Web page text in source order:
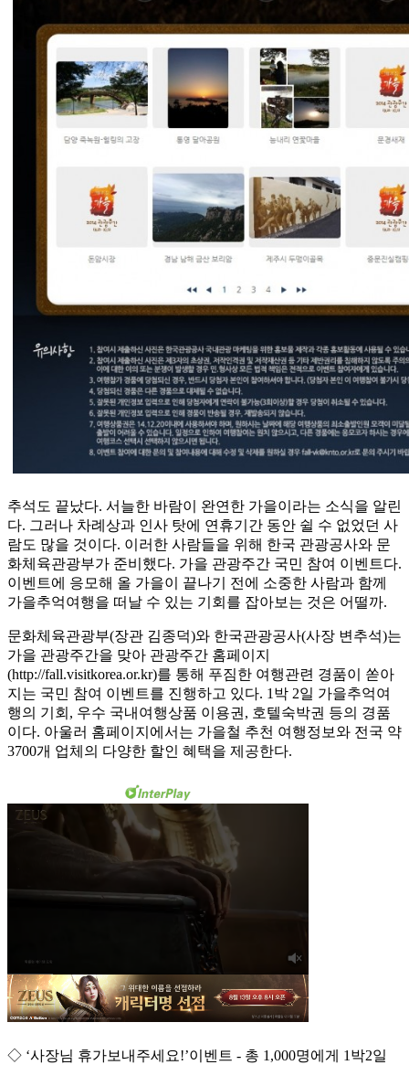
추석도 끝났다. 서늘한 바람이 완연한 가을이라는 소식을 알린
다. 그러나 차례상과 인사 탓에 연휴기간 동안 쉴 수 없었던 사
람도 많을 것이다. 이러한 사람들을 위해 한국 관광공사와 문
화체육관광부가 준비했다. 가을 관광주간 국민 참여 이벤트다.
이벤트에 응모해 올 가을이 끝나기 전에 소중한 사람과 함께
가을추억여행을 떠날 수 있는 기회를 잡아보는 것은 어떨까.
문화체육관광부(장관 김종덕)와 한국관광공사(사장 변추석)는
가을 관광주간을 맞아 관광주간 홈페이지
(http://fall.visitkorea.or.kr)를 통해 푸짐한 여행관련 경품이 쏟아
지는 국민 참여 이벤트를 진행하고 있다. 1박 2일 가을추억여
행의 기회, 우수 국내여행상품 이용권, 호텔숙박권 등의 경품
이다. 아울러 홈페이지에서는 가을철 추천 여행정보와 전국 약
3700개 업체의 다양한 할인 혜택을 제공한다.
◇ ‘사장님 휴가보내주세요!’이벤트 - 총 1,000명에게 1박2일